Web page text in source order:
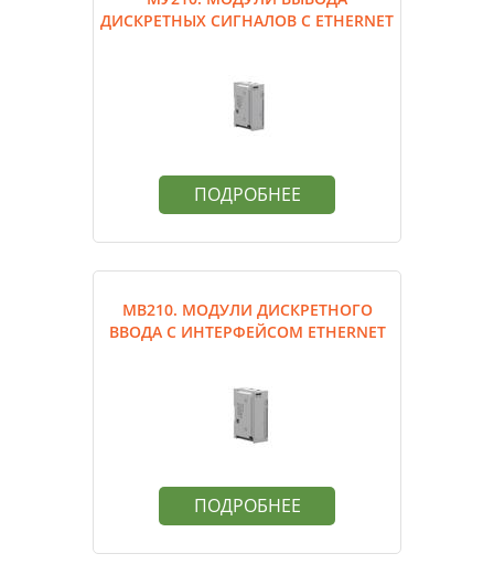
ДИСКРЕТНЫХ СИГНАЛОВ С ETHERNET
ПОДРОБНЕЕ
МВ210. МОДУЛИ ДИСКРЕТНОГО
ВВОДА С ИНТЕРФЕЙСОМ ETHERNET
ПОДРОБНЕЕ